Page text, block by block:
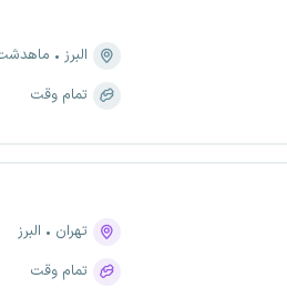
البرز
تمام وقت
تهران
البرز
تمام وقت